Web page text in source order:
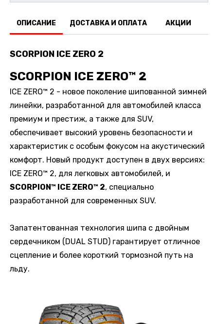
ОПИСАНИЕ ДОСТАВКА И ОПЛАТА АКЦИИ
SCORPION ICE ZERO 2
SCORPION ICE ZERO™ 2
ICE ZERO™ 2 - новое поколение шипованной зимней
линейки, разработанной для автомобилей класса
премиум и престиж, а также для SUV,
обеспечивает высокий уровень безопасности и
характеристик с особым фокусом на акустический
комфорт. Новый продукт доступен в двух версиях:
ICE ZERO™ 2, для легковых автомобилей, и
SCORPION™ ICE ZERO™ 2, специально
разработанной для современных SUV.
Запатентованная технология шипа с двойным
сердечником (DUAL STUD) гарантирует отличное
сцепление и более короткий тормозной путь на
льду.